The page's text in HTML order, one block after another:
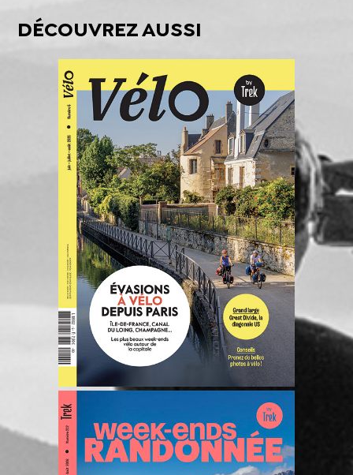
DÉCOUVREZ AUSSI